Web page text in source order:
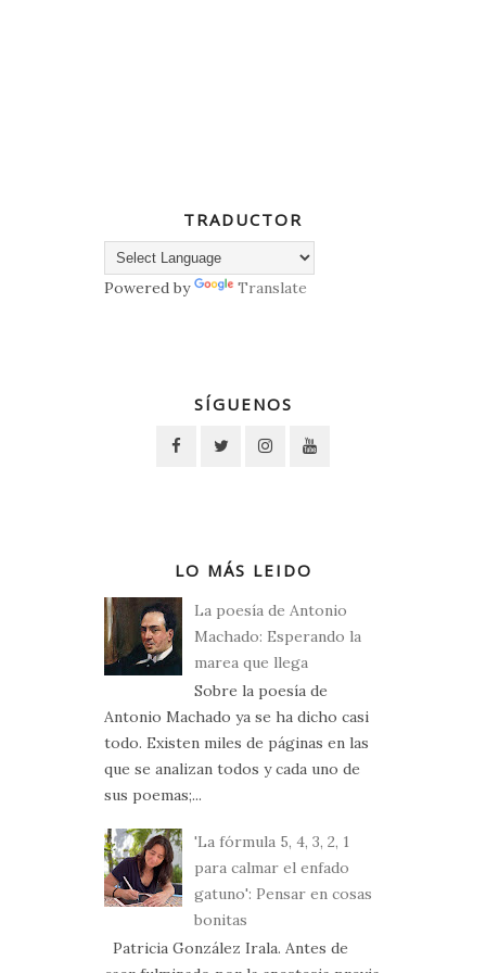
TRADUCTOR
Powered by Translate
SÍGUENOS
LO MÁS LEIDO
La poesía de Antonio
Machado: Esperando la
marea que llega
Sobre la poesía de
Antonio Machado ya se ha dicho casi
todo. Existen miles de páginas en las
que se analizan todos y cada uno de
sus poemas;...
'La fórmula 5, 4, 3, 2, 1
para calmar el enfado
gatuno': Pensar en cosas
bonitas
Patricia González Irala. Antes de